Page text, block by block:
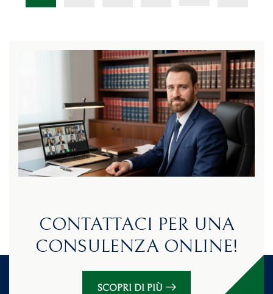
CONTATTACI PER UNA
CONSULENZA ONLINE!
SCOPRI DI PIÙ